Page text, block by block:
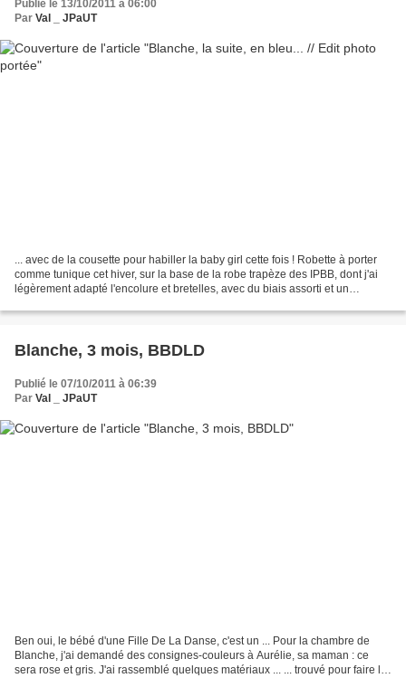
Publié le 13/10/2011 à 06:00
Par Val _ JPaUT
... avec de la cousette pour habiller la baby girl cette fois ! Robette à porter
comme tunique cet hiver, sur la base de la robe trapèze des IPBB, dont j'ai
légèrement adapté l'encolure et bretelles, avec du biais assorti et un
Blanche, 3 mois, BBDLD
Publié le 07/10/2011 à 06:39
Par Val _ JPaUT
Ben oui, le bébé d'une Fille De La Danse, c'est un ... Pour la chambre de
Blanche, j'ai demandé des consignes-couleurs à Aurélie, sa maman : ce
sera rose et gris. J'ai rassemblé quelques matériaux ... ... trouvé pour faire la